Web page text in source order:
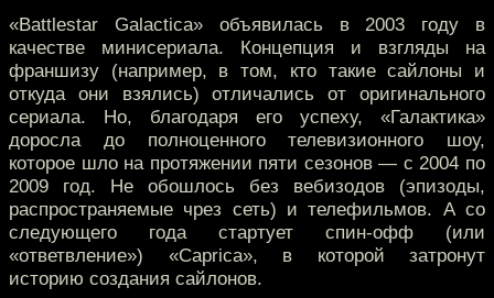
«Battlestar Galactica» объявилась в 2003 году в
качестве минисериала. Концепция и взгляды на
франшизу (например, в том, кто такие сайлоны и
откуда они взялись) отличались от оригинального
сериала. Но, благодаря его успеху, «Галактика»
доросла до полноценного телевизионного шоу,
которое шло на протяжении пяти сезонов — с 2004 по
2009 год. Не обошлось без вебизодов (эпизоды,
распространяемые чрез сеть) и телефильмов. А со
следующего года стартует спин-офф (или
«ответвление») «Caprica», в которой затронут
историю создания сайлонов.